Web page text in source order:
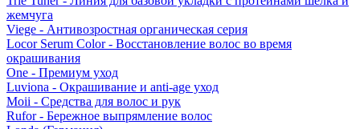
жемчуга
Viege - Антивозростная органическая серия
Locor Serum Color - Восстановление волос во время
окрашивания
One - Премиум уход
Luviona - Окрашивание и anti-age уход
Moii - Средства для волос и рук
Rufor - Бережное выпрямление волос